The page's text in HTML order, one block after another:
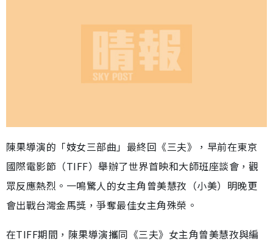
陳果導演的「妓女三部曲」最終回《三夫》，早前在東京
國際電影節（TIFF）舉辦了世界首映和大師班座談會，觀
眾反應熱烈。一鳴驚人的女主角曾美慧孜（小美）明晚更
會出戰台灣金馬獎，爭奪最佳女主角殊榮。
在TIFF期間，陳果導演攜同《三夫》女主角曾美慧孜與編